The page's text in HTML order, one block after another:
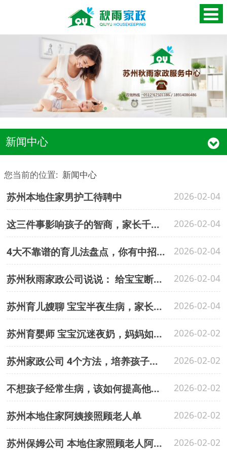
新闻中心
您当前的位置: 新闻中心
苏州本地住家男护工待聘中 2026-02-04
这三件事影响孩子的智商，家长千万别做！ 2026-02-04
4大不靠谱的育儿法盘点，你有中招吗？ 2026-02-04
苏州秋雨家政公司说说： 给宝宝断奶，这四个注意事项请牢记在心 2026-02-04
苏州育儿嫂聊 宝宝半夜生病，家长如何正确应对？ 2026-02-04
苏州育婴师 宝宝沉迷夜奶，妈妈如何应对？ 2026-02-02
苏州家政公司 4个方法，培养孩子的社交能力 2026-02-02
不想孩子经常生病，该如何提高他的免疫力？ 2026-02-02
苏州本地住家阿姨接照顾老人单 2026-02-02
苏州保姆公司 本地住家照顾老人阿姨待聘 2026-02-02